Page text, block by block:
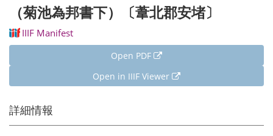
（菊池為邦書下）〔葦北郡安堵〕
IIIF Manifest
Open PDF
Open in IIIF Viewer
詳細情報